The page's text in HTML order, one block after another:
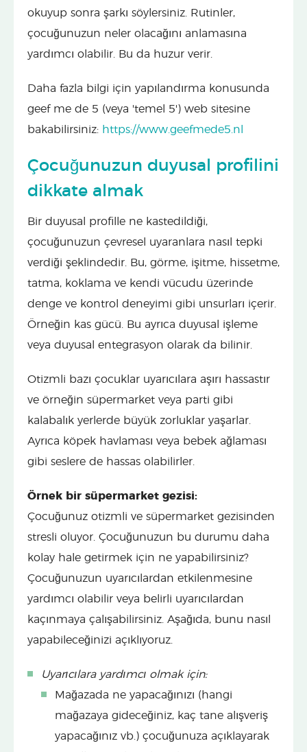
okuyup sonra şarkı söylersiniz. Rutinler,
çocuğunuzun neler olacağını anlamasına
yardımcı olabilir. Bu da huzur verir.
Daha fazla bilgi için yapılandırma konusunda
geef me de 5 (veya 'temel 5') web sitesine
bakabilirsiniz: https://www.geefmede5.nl
Çocuğunuzun duyusal profilini
dikkate almak
Bir duyusal profille ne kastedildiği,
çocuğunuzun çevresel uyaranlara nasıl tepki
verdiği şeklindedir. Bu, görme, işitme, hissetme,
tatma, koklama ve kendi vücudu üzerinde
denge ve kontrol deneyimi gibi unsurları içerir.
Örneğin kas gücü. Bu ayrıca duyusal işleme
veya duyusal entegrasyon olarak da bilinir.
Otizmli bazı çocuklar uyarıcılara aşırı hassastır
ve örneğin süpermarket veya parti gibi
kalabalık yerlerde büyük zorluklar yaşarlar.
Ayrıca köpek havlaması veya bebek ağlaması
gibi seslere de hassas olabilirler.
Örnek bir süpermarket gezisi:
Çocuğunuz otizmli ve süpermarket gezisinden
stresli oluyor. Çocuğunuzun bu durumu daha
kolay hale getirmek için ne yapabilirsiniz?
Çocuğunuzun uyarıcılardan etkilenmesine
yardımcı olabilir veya belirli uyarıcılardan
kaçınmaya çalışabilirsiniz. Aşağıda, bunu nasıl
yapabileceğinizi açıklıyoruz.
Uyarıcılara yardımcı olmak için:
Mağazada ne yapacağınızı (hangi
mağazaya gideceğiniz, kaç tane alışveriş
yapacağınız vb.) çocuğunuza açıklayarak